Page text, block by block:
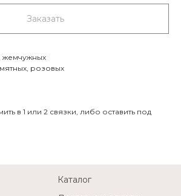
Заказать
жемчужных
розовых
в 1 или 2 связки, либо оставить под
Каталог